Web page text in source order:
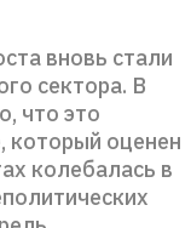
вновь стали
сектора. В
что это
который оценен
колебалась в